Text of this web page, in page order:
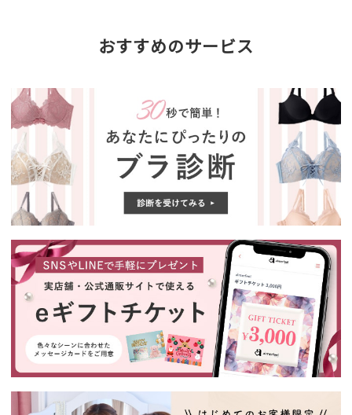
おすすめのサービス